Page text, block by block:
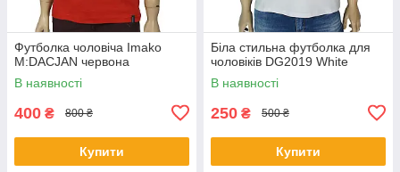
Футболка чоловіча Imako
M:DACJAN червона
В наявності
400 ₴ 800 ₴
Купити
Біла стильна футболка для
чоловіків DG2019 White
В наявності
250 ₴ 500 ₴
Купити